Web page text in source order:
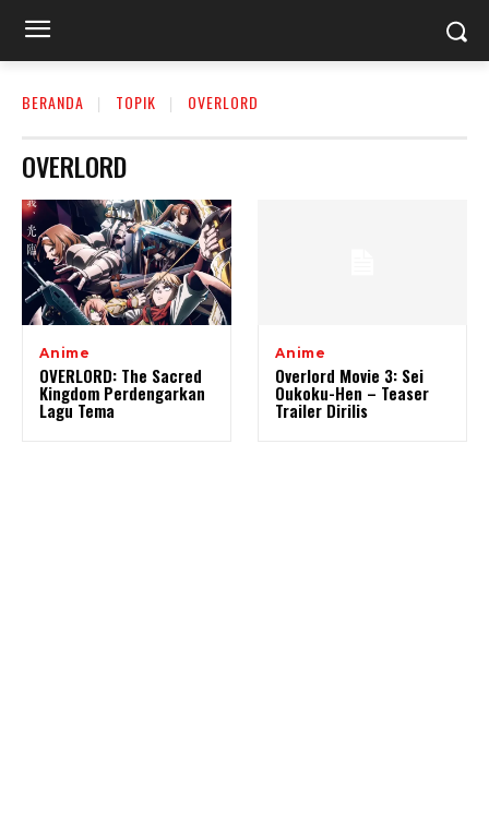
BERANDA TOPIK OVERLORD
OVERLORD
Anime
OVERLORD: The Sacred
Kingdom Perdengarkan
Lagu Tema
Anime
Overlord Movie 3: Sei
Oukoku-Hen – Teaser
Trailer Dirilis